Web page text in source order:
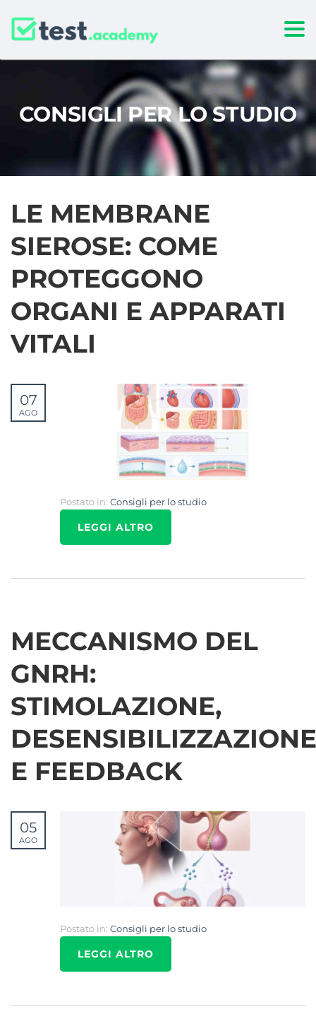
CONSIGLI PER LO STUDIO
LE MEMBRANE
SIEROSE: COME
PROTEGGONO
ORGANI E APPARATI
VITALI
07
AGO
Postato in: Consigli per lo studio
LEGGI ALTRO
MECCANISMO DEL
GNRH:
STIMOLAZIONE,
DESENSIBILIZZAZIONE
E FEEDBACK
05
AGO
Postato in: Consigli per lo studio
LEGGI ALTRO